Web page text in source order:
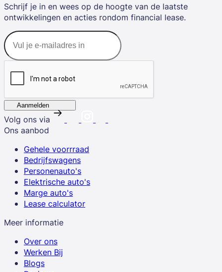
Schrijf je in en wees op de hoogte van de laatste
ontwikkelingen en acties rondom financial lease.
Aanmelden
Volg ons via
Ons aanbod
Gehele voorrraad
Bedrijfswagens
Personenauto's
Elektrische auto's
Marge auto's
Lease calculator
Meer informatie
Over ons
Werken Bij
Blogs